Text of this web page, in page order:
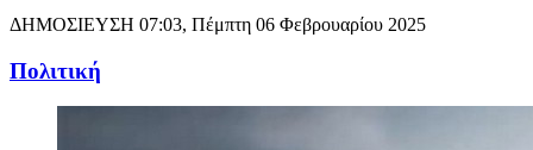
ΔΗΜΟΣΙΕΥΣΗ 07:03, Πέμπτη 06 Φεβρουαρίου 2025
Πολιτική